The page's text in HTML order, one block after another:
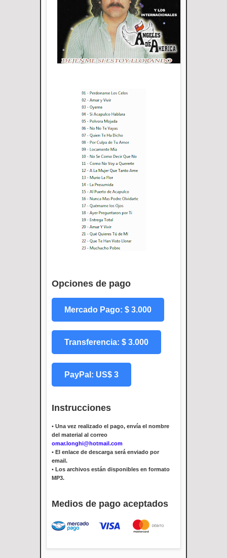
Opciones de pago
Mercado Pago: $ 3.000
Transferencia: $ 3.000
PayPal: US$ 3
Instrucciones
• Una vez realizado el pago, envía el nombre
del material al correo
omar.longhi@hotmail.com
• El enlace de descarga será enviado por
email.
• Los archivos están disponibles en formato
MP3.
Medios de pago aceptados